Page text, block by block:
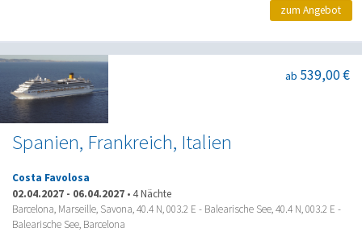
zum Angebot
Spanien, Frankreich, Italien
ab 539,00 €
Costa Favolosa
02.04.2027 - 06.04.2027 •4 Nächte
Barcelona, Marseille, Savona, 40.4 N, 003.2 E - Balearische See, 40.4 N, 003.2 E -
Balearische See, Barcelona